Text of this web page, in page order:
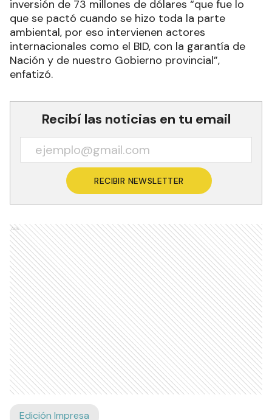
inversión de 73 millones de dólares “que fue lo
que se pactó cuando se hizo toda la parte
ambiental, por eso intervienen actores
internacionales como el BID, con la garantía de
Nación y de nuestro Gobierno provincial”,
enfatizó.
Recibí las noticias en tu email
RECIBIR NEWSLETTER
Ads
Edición Impresa